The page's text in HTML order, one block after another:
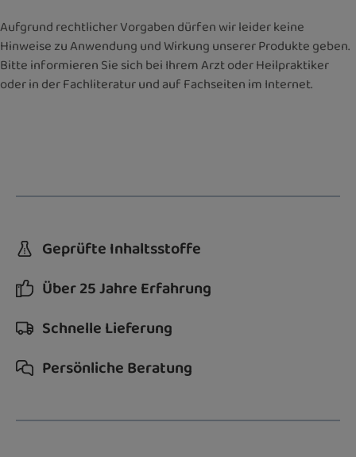
Aufgrund rechtlicher Vorgaben dürfen wir leider keine
Hinweise zu Anwendung und Wirkung unserer Produkte geben.
Bitte informieren Sie sich bei Ihrem Arzt oder Heilpraktiker
oder in der Fachliteratur und auf Fachseiten im Internet.
Geprüfte Inhaltsstoffe
Über 25 Jahre Erfahrung
Schnelle Lieferung
Persönliche Beratung